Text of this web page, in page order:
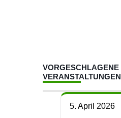
VORGESCHLAGENE
VERANSTALTUNGEN
5. April 2026